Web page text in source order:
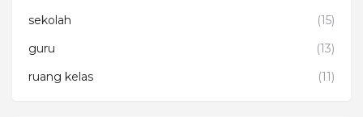
sekolah
(15)
guru
(13)
ruang kelas
(11)